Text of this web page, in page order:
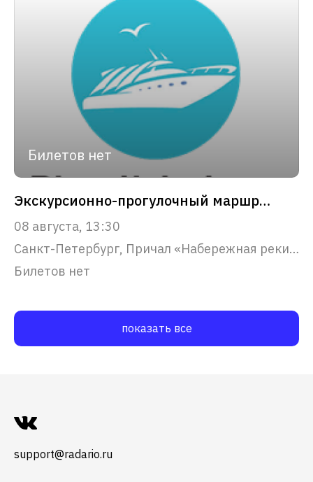
Билетов нет
Экскурсионно-прогулочный маршрут "Северная Венеция"
08 августа, 13:30
Санкт-Петербург, Причал «Набережная реки Фонтанки, 53»
Билетов нет
показать все
support@radario.ru